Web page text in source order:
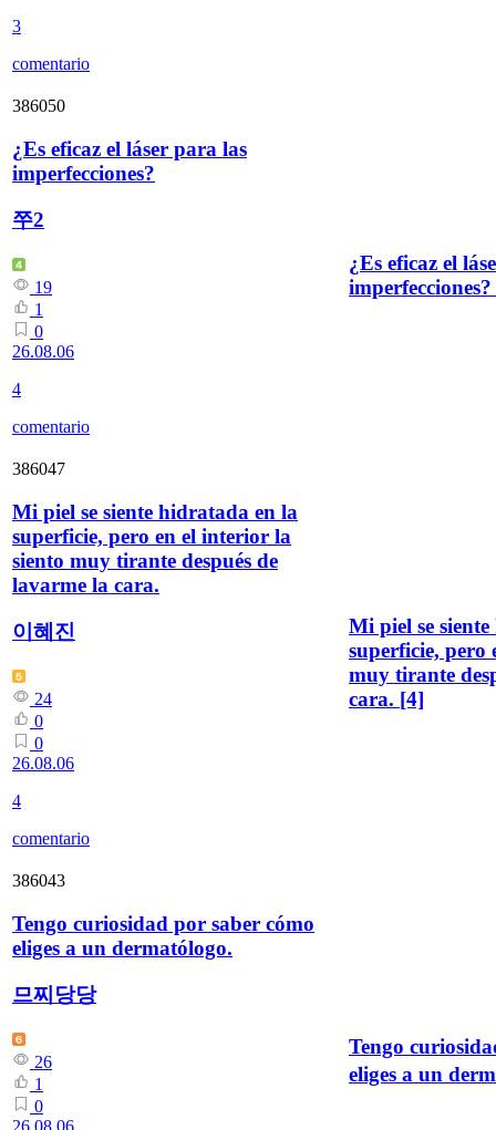
3
comentario
386050
¿Es eficaz el láser para las
imperfecciones?
쭈2
19
1
0
26.08.06
4
comentario
¿Es eficaz el
imperfecciones?
386047
Mi piel se siente hidratada en la
superficie, pero en el interior la
siento muy tirante después de
lavarme la cara.
이혜진
24
0
0
26.08.06
4
comentario
Mi piel se
superficie, pero
muy tirante
cara. [4]
386043
Tengo curiosidad por saber cómo
eliges a un dermatólogo.
므찌당당
26
1
0
26.08.06
Tengo
eliges a un